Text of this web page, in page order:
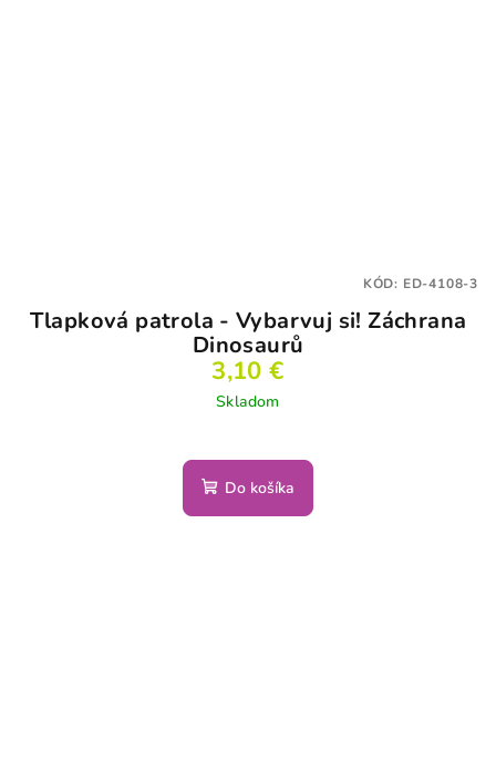
Tlapková patrola - Vybarvuj si! Záchrana
Dinosaurů
3,10 €
Skladom
Do košíka
KÓD: ED-4108-3